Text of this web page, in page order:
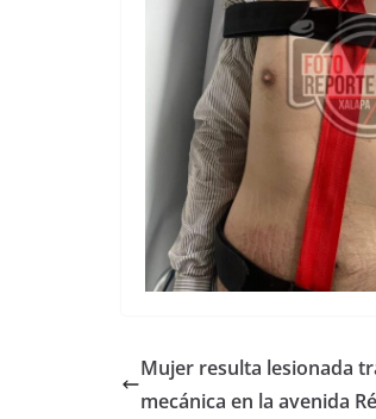
Mujer resulta lesionada
mecánica en la avenida